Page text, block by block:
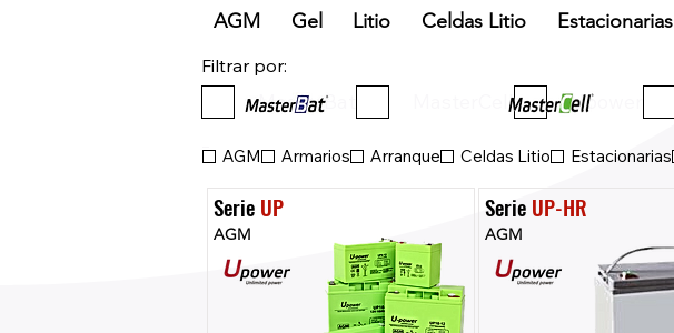
AGM Gel Litio Celdas Litio Estacionarias
Filtrar por:
MasterBat MasterCell Upower
AGM Armarios Arranque Celdas Litio Estacionarias
Serie UP
AGM
Serie UP-HR
AGM